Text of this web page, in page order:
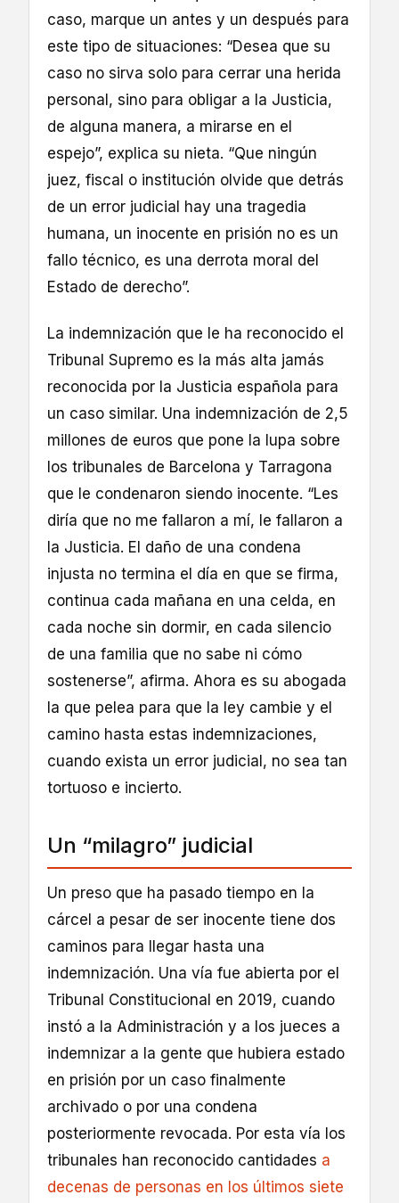
caso, marque un antes y un después para
este tipo de situaciones: “Desea que su
caso no sirva solo para cerrar una herida
personal, sino para obligar a la Justicia,
de alguna manera, a mirarse en el
espejo”, explica su nieta. “Que ningún
juez, fiscal o institución olvide que detrás
de un error judicial hay una tragedia
humana, un inocente en prisión no es un
fallo técnico, es una derrota moral del
Estado de derecho”.
La indemnización que le ha reconocido el
Tribunal Supremo es la más alta jamás
reconocida por la Justicia española para
un caso similar. Una indemnización de 2,5
millones de euros que pone la lupa sobre
los tribunales de Barcelona y Tarragona
que le condenaron siendo inocente. “Les
diría que no me fallaron a mí, le fallaron a
la Justicia. El daño de una condena
injusta no termina el día en que se firma,
continua cada mañana en una celda, en
cada noche sin dormir, en cada silencio
de una familia que no sabe ni cómo
sostenerse”, afirma. Ahora es su abogada
la que pelea para que la ley cambie y el
camino hasta estas indemnizaciones,
cuando exista un error judicial, no sea tan
tortuoso e incierto.
Un “milagro” judicial
Un preso que ha pasado tiempo en la
cárcel a pesar de ser inocente tiene dos
caminos para llegar hasta una
indemnización. Una vía fue abierta por el
Tribunal Constitucional en 2019, cuando
instó a la Administración y a los jueces a
indemnizar a la gente que hubiera estado
en prisión por un caso finalmente
archivado o por una condena
posteriormente revocada. Por esta vía los
tribunales han reconocido cantidades a
decenas de personas en los últimos siete